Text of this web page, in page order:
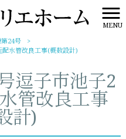
MENU
24号
>
水管改良工事(概数設計)
逗子市池子2
管改良工事
計)